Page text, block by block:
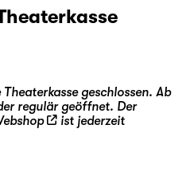
geschlossen. Ab
regulär geöffnet. Der
ist jederzeit